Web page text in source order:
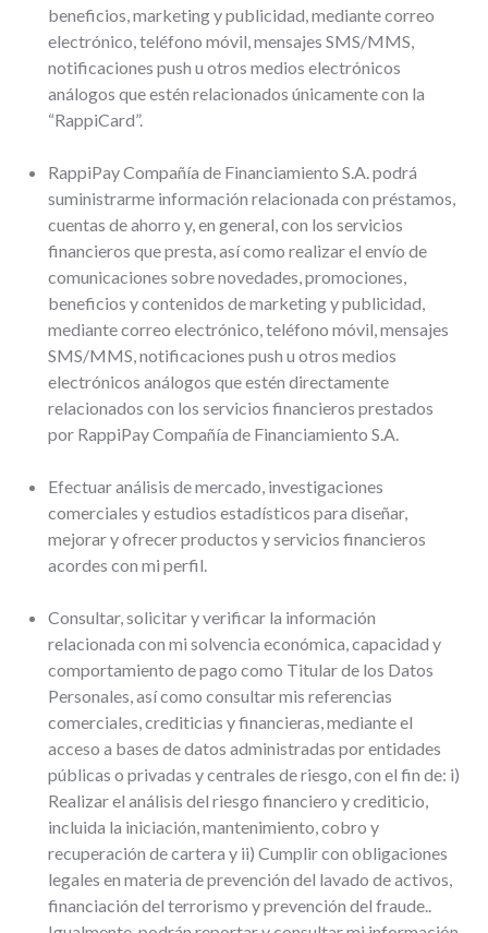
beneficios, marketing y publicidad, mediante correo
electrónico, teléfono móvil, mensajes SMS/MMS,
notificaciones push u otros medios electrónicos
análogos que estén relacionados únicamente con la
“RappiCard”.
RappiPay Compañía de Financiamiento S.A. podrá
suministrarme información relacionada con préstamos,
cuentas de ahorro y, en general, con los servicios
financieros que presta, así como realizar el envío de
comunicaciones sobre novedades, promociones,
beneficios y contenidos de marketing y publicidad,
mediante correo electrónico, teléfono móvil, mensajes
SMS/MMS, notificaciones push u otros medios
electrónicos análogos que estén directamente
relacionados con los servicios financieros prestados
por RappiPay Compañía de Financiamiento S.A.
Efectuar análisis de mercado, investigaciones
comerciales y estudios estadísticos para diseñar,
mejorar y ofrecer productos y servicios financieros
acordes con mi perfil.
Consultar, solicitar y verificar la información
relacionada con mi solvencia económica, capacidad y
comportamiento de pago como Titular de los Datos
Personales, así como consultar mis referencias
comerciales, crediticias y financieras, mediante el
acceso a bases de datos administradas por entidades
públicas o privadas y centrales de riesgo, con el fin de: i)
Realizar el análisis del riesgo financiero y crediticio,
incluida la iniciación, mantenimiento, cobro y
recuperación de cartera y ii) Cumplir con obligaciones
legales en materia de prevención del lavado de activos,
financiación del terrorismo y prevención del fraude..